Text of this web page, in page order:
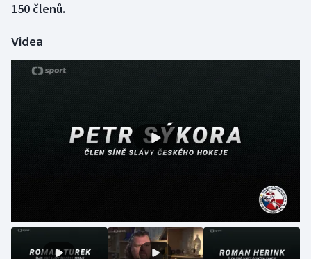
Futsal
Golf
Gymnastika
Jezdectví
Lezení
150 členů.
Videa